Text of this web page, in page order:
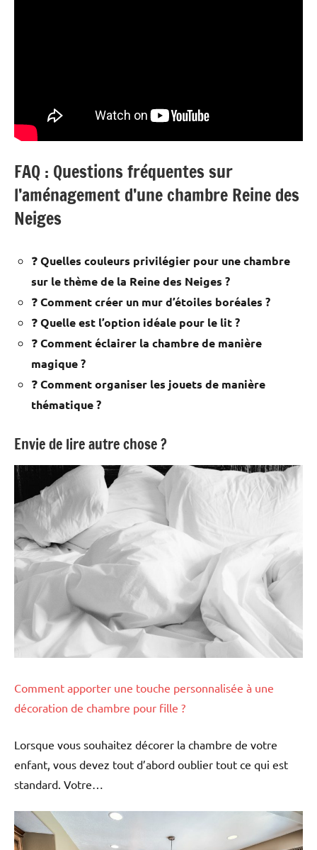
FAQ : Questions fréquentes sur
l’aménagement d’une chambre Reine des
Neiges
❓ Quelles couleurs privilégier pour une chambre
sur le thème de la Reine des Neiges ?
❓ Comment créer un mur d’étoiles boréales ?
❓ Quelle est l’option idéale pour le lit ?
❓ Comment éclairer la chambre de manière
magique ?
❓ Comment organiser les jouets de manière
thématique ?
Envie de lire autre chose ?
Comment apporter une touche personnalisée à une
décoration de chambre pour fille ?
Lorsque vous souhaitez décorer la chambre de votre
enfant, vous devez tout d’abord oublier tout ce qui est
standard. Votre…